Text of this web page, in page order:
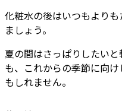
化粧水の後はいつもより
ましょう。
夏の間はさっぱりしたい
も、これからの季節に向
もしれません。